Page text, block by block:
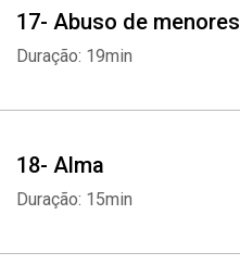
17- Abuso de menores
Duração: 19min
18- Alma
Duração: 15min